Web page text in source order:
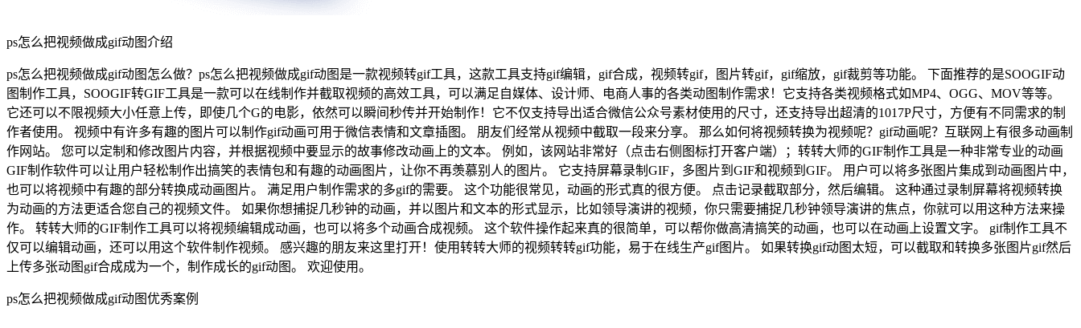
ps怎么把视频做成gif动图介绍
ps怎么把视频做成gif动图怎么做？ps怎么把视频做成gif动图是一款视频转gif工具，这款工具支持gif编辑，gif合成，视频转gif，图片转gif，gif缩放，gif裁剪等功能。 下面推荐的是SOOGIF动
图制作工具，SOOGIF转GIF工具是一款可以在线制作并截取视频的高效工具，可以满足自媒体、设计师、电商人事的各类动图制作需求！它支持各类视频格式如MP4、OGG、MOV等等。
它还可以不限视频大小任意上传，即使几个G的电影，依然可以瞬间秒传并开始制作！它不仅支持导出适合微信公众号素材使用的尺寸，还支持导出超清的1017P尺寸，方便有不同需求的制
作者使用。 视频中有许多有趣的图片可以制作gif动画可用于微信表情和文章插图。 朋友们经常从视频中截取一段来分享。 那么如何将视频转换为视频呢？gif动画呢？互联网上有很多动画制
作网站。 您可以定制和修改图片内容，并根据视频中要显示的故事修改动画上的文本。 例如，该网站非常好（点击右侧图标打开客户端）；转转大师的GIF制作工具是一种非常专业的动画
GIF制作软件可以让用户轻松制作出搞笑的表情包和有趣的动画图片，让你不再羡慕别人的图片。 它支持屏幕录制GIF，多图片到GIF和视频到GIF。 用户可以将多张图片集成到动画图片中，
也可以将视频中有趣的部分转换成动画图片。 满足用户制作需求的多gif的需要。 这个功能很常见，动画的形式真的很方便。 点击记录截取部分，然后编辑。 这种通过录制屏幕将视频转换
为动画的方法更适合您自己的视频文件。 如果你想捕捉几秒钟的动画，并以图片和文本的形式显示，比如领导演讲的视频，你只需要捕捉几秒钟领导演讲的焦点，你就可以用这种方法来操
作。 转转大师的GIF制作工具可以将视频编辑成动画，也可以将多个动画合成视频。 这个软件操作起来真的很简单，可以帮你做高清搞笑的动画，也可以在动画上设置文字。 gif制作工具不
仅可以编辑动画，还可以用这个软件制作视频。 感兴趣的朋友来这里打开！使用转转大师的视频转转gif功能，易于在线生产gif图片。 如果转换gif动图太短，可以截取和转换多张图片gif然后
上传多张动图gif合成成为一个，制作成长的gif动图。 欢迎使用。
ps怎么把视频做成gif动图优秀案例